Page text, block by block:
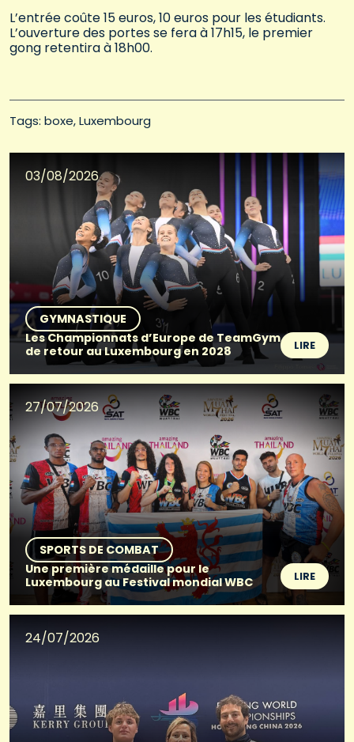
L’entrée coûte 15 euros, 10 euros pour les étudiants.
L’ouverture des portes se fera à 17h15, le premier
gong retentira à 18h00.
Tags: boxe Luxembourg
03/08/2026
GYMNASTIQUE
Les Championnats d’Europe de TeamGym
de retour au Luxembourg en 2028
LIRE
27/07/2026
SPORTS DE COMBAT
Une première médaille pour le
Luxembourg au Festival mondial WBC
LIRE
24/07/2026